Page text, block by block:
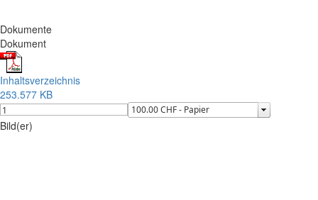
Dokumente
Dokument
Inhaltsverzeichnis
253.577 KB
Bild(er)